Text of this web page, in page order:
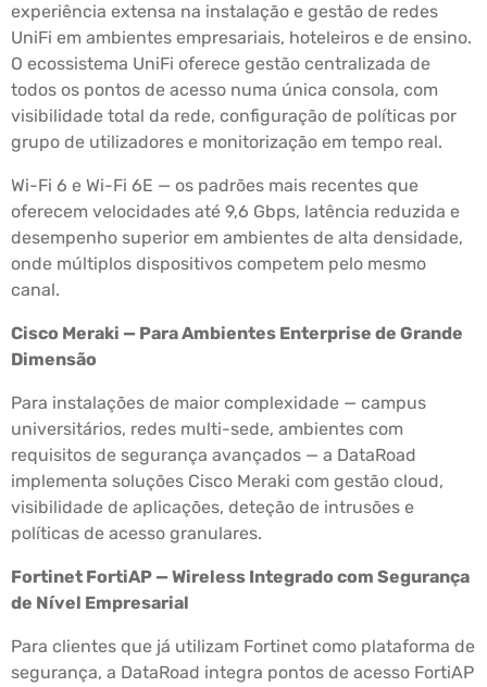
experiência extensa na instalação e gestão de redes
UniFi em ambientes empresariais, hoteleiros e de ensino.
O ecossistema UniFi oferece gestão centralizada de
todos os pontos de acesso numa única consola, com
visibilidade total da rede, configuração de políticas por
grupo de utilizadores e monitorização em tempo real.
Wi-Fi 6 e Wi-Fi 6E — os padrões mais recentes que
oferecem velocidades até 9,6 Gbps, latência reduzida e
desempenho superior em ambientes de alta densidade,
onde múltiplos dispositivos competem pelo mesmo
canal.
Cisco Meraki — Para Ambientes Enterprise de Grande
Dimensão
Para instalações de maior complexidade — campus
universitários, redes multi-sede, ambientes com
requisitos de segurança avançados — a DataRoad
implementa soluções Cisco Meraki com gestão cloud,
visibilidade de aplicações, deteção de intrusões e
políticas de acesso granulares.
Fortinet FortiAP — Wireless Integrado com Segurança
de Nível Empresarial
Para clientes que já utilizam Fortinet como plataforma de
segurança, a DataRoad integra pontos de acesso FortiAP